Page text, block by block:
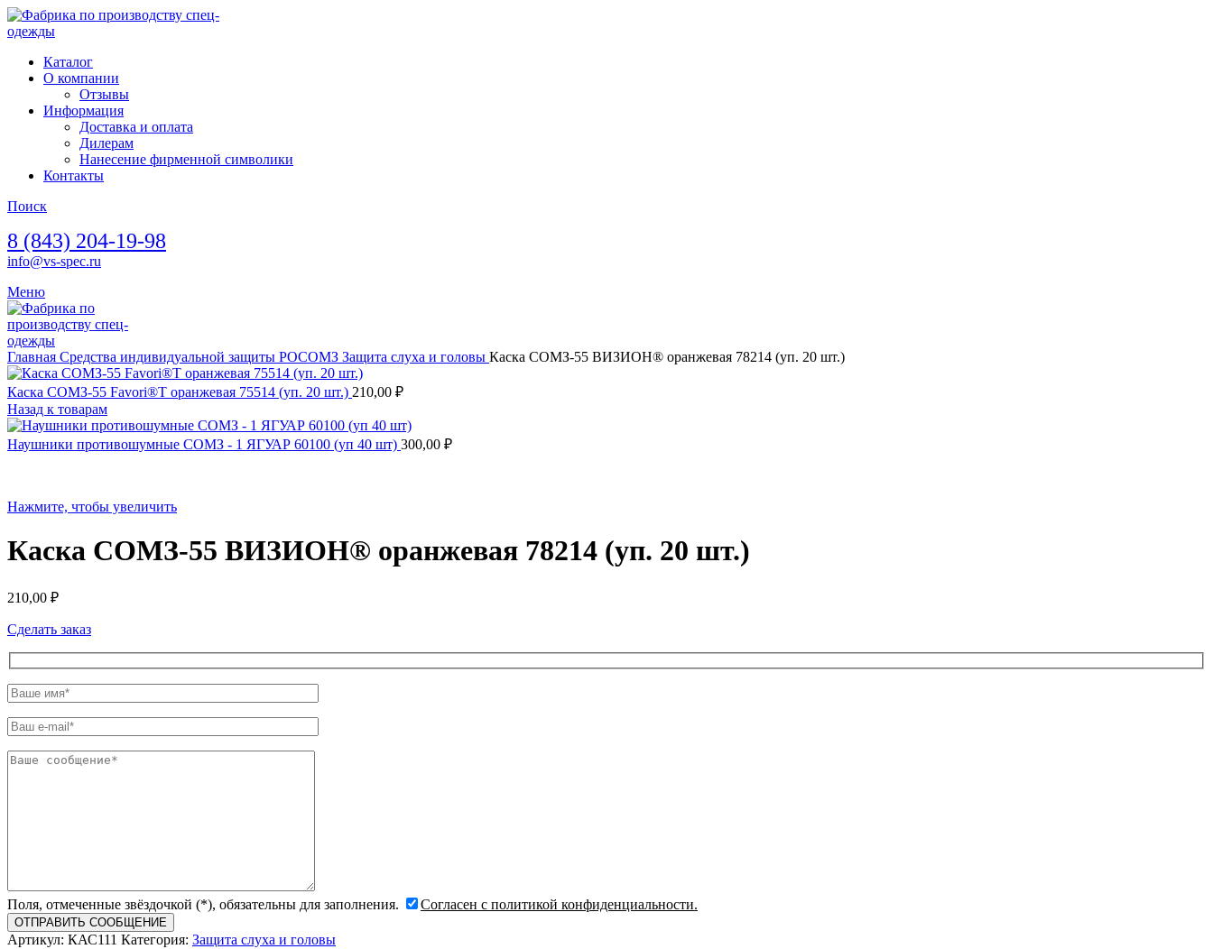
Каталог
О компании
Отзывы
Информация
Доставка и оплата
Дилерам
Нанесение фирменной символики
Контакты
Поиск
8 (843) 204-19-98
info@vs-spec.ru
Меню
Главная Средства индивидуальной защиты РОСОМЗ Защита слуха и головы Каска СОМЗ-55 ВИЗИОН® оранжевая 78214 (уп. 20 шт.)
Каска СОМЗ-55 Favori®T оранжевая 75514 (уп. 20 шт.) 210,00 ₽
Назад к товарам
Наушники противошумные СОМЗ - 1 ЯГУАР 60100 (уп 40 шт) 300,00 ₽
Нажмите, чтобы увеличить
Каска СОМЗ-55 ВИЗИОН® оранжевая 78214 (уп. 20 шт.)
210,00 ₽
Сделать заказ
Поля, отмеченные звёздочкой (*), обязательны для заполнения. Согласен с политикой конфиденциальности.
Артикул: КАС111 Категория: Защита слуха и головы